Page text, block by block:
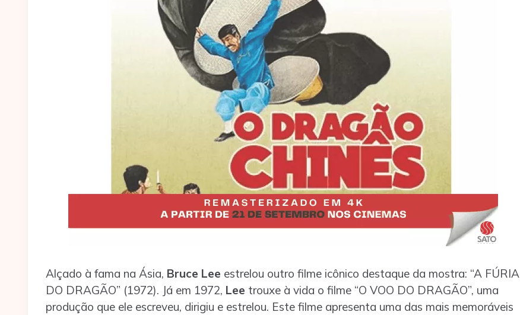
Alçado à fama na Ásia, Bruce Lee estrelou outro filme icônico destaque da mostra: “A FÚRIA
DO DRAGÃO” (1972). Já em 1972, Lee trouxe à vida o filme “O VOO DO DRAGÃO”, uma
produção que ele escreveu, dirigiu e estrelou. Este filme apresenta uma das mais memoráveis